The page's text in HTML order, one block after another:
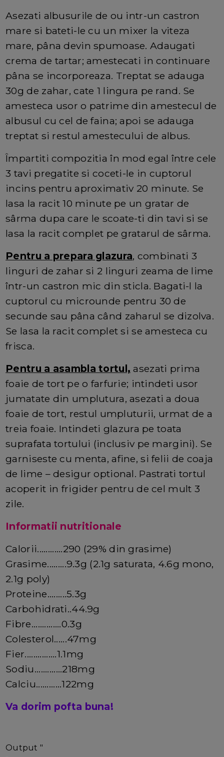
Asezati albusurile de ou intr-un castron
mare si bateti-le cu un mixer la viteza
mare, pâna devin spumoase. Adaugati
crema de tartar; amestecati in continuare
pâna se incorporeaza. Treptat se adauga
30g de zahar, cate 1 lingura pe rand. Se
amesteca usor o patrime din amestecul de
albusul cu cel de faina; apoi se adauga
treptat si restul amestecului de albus.
Împartiti compozitia în mod egal între cele
3 tavi pregatite si coceti-le in cuptorul
incins pentru aproximativ 20 minute. Se
lasa la racit 10 minute pe un gratar de
sârma dupa care le scoate-ti din tavi si se
lasa la racit complet pe gratarul de sârma.
Pentru a prepara glazura, combinati 3
linguri de zahar si 2 linguri zeama de lime
într-un castron mic din sticla. Bagati-l la
cuptorul cu microunde pentru 30 de
secunde sau pâna când zaharul se dizolva.
Se lasa la racit complet si se amesteca cu
frisca.
Pentru a asambla tortul, asezati prima
foaie de tort pe o farfurie; intindeti usor
jumatate din umplutura, asezati a doua
foaie de tort, restul umpluturii, urmat de a
treia foaie. Intindeti glazura pe toata
suprafata tortului (inclusiv pe margini). Se
garniseste cu menta, afine, si felii de coaja
de lime – desigur optional. Pastrati tortul
acoperit in frigider pentru de cel mult 3
zile.
Informatii nutritionale
Calorii............290 (29% din grasime)
Grasime.........9.3g (2.1g saturata, 4.6g mono,
2.1g poly)
Proteine.........5.3g
Carbohidrati..44.9g
Fibre..............0.3g
Colesterol......47mg
Fier...............1.1mg
Sodiu.............218mg
Calciu............122mg
Va dorim pofta buna!
Output "